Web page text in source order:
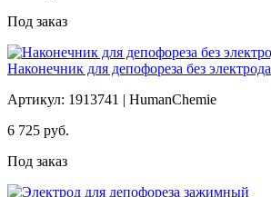
Под заказ
Наконечник для депофореза без электрода
Артикул: 1913741 | HumanChemie
6 725 руб.
Под заказ